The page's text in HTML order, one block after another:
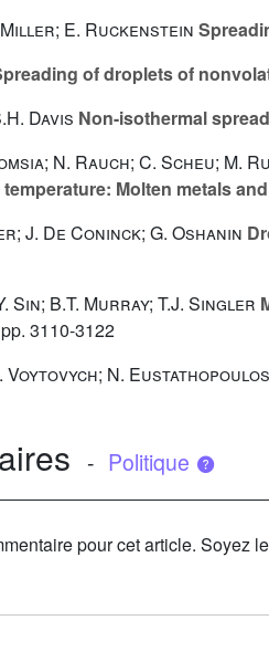
Miller; E. Ruckenstein
of droplets of
Davis Non-isothermal
N. Rauch; C. Scheu; M.
Molten metals
J. De Coninck; G. Oshanin
Sin; B.T. Murray; T.J. Singler
3110-3122
Voytovych; N. Eustathopoulos
- Politique
pour cet article. Soyez